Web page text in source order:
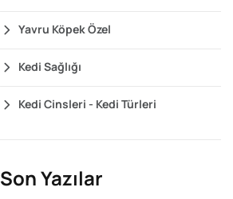
Yavru Köpek Özel
Kedi Sağlığı
Kedi Cinsleri - Kedi Türleri
Son Yazılar